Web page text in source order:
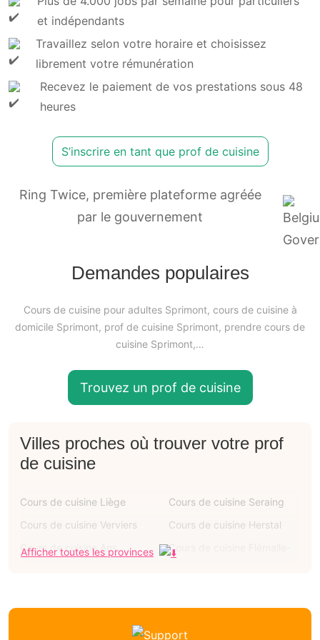
et indépendants
Travaillez selon votre horaire et choisissez
librement votre rémunération
Recevez le paiement de vos prestations sous 48
heures
S’inscrire en tant que prof de cuisine
Ring Twice, première plateforme agréée
par le gouvernement
Demandes populaires
Cours de cuisine pour adultes Sprimont, cours de cuisine à
domicile Sprimont, prof de cuisine Sprimont, prendre cours de
cuisine Sprimont,…
Trouvez un prof de cuisine
Villes proches où trouver votre prof
de cuisine
Cours de cuisine Liège
Cours de cuisine Seraing
Cours de cuisine Verviers
Cours de cuisine Herstal
Cours de cuisine Ans
Cours de cuisine Flémalle-
Afficher toutes les provinces